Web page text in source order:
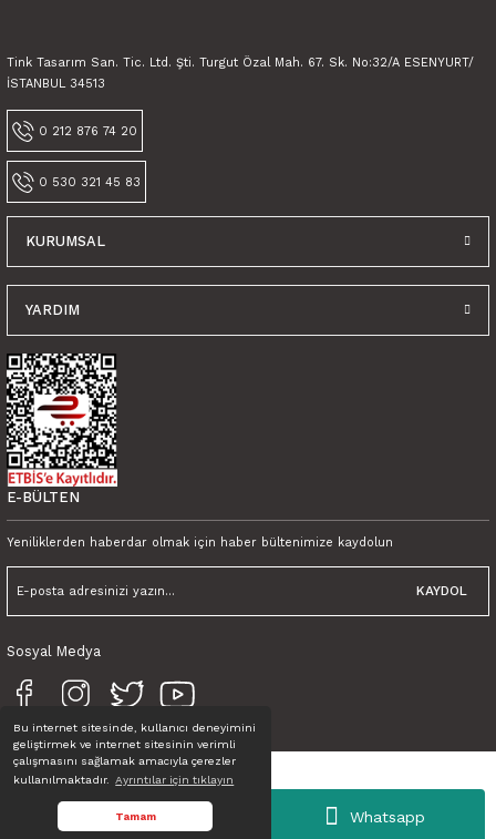
Bu internet sitesinde, kullanıcı deneyimini
geliştirmek ve internet sitesinin verimli
çalışmasını sağlamak amacıyla çerezler
kullanılmaktadır.
Ayrıntılar için tıklayın
Tamam Whatsapp
Tink Kendinden Yapışkanlı Karma Fas Dekoratif Mini Pvc Karo Kaplama
Tink Kahverengi Buzlu Mermer Desenli Pvc Panel 41X62 cm
950,00 TL KDV Dahil
Tink Kendinden Yapışkanlı Fayans Karo Fas 4 Retro 001 30x30 cm
Tink Tasarım San. Tic. Ltd. Şti. Turgut Özal Mah. 67. Sk. No:32/A ESENYURT/
İSTANBUL 34513
0 212 876 74 20
0 530 321 45 83
KURUMSAL
YARDIM
E-BÜLTEN
Yeniliklerden haberdar olmak için haber bültenimize kaydolun
KAYDOL
Sosyal Medya
Tüm Hakları Saklıdır. © TINK